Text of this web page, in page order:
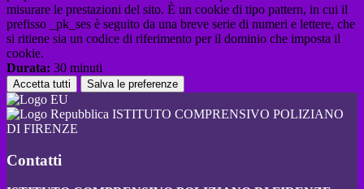
misurare le prestazioni del sito. È un cookie di tipo pattern, in cui il
prefisso _pk_ses è seguito da una breve serie di numeri e lettere, che
si ritiene sia un codice di riferimento per il dominio che imposta il
cookie.
Durata: 30 minuti
Accetta tutti Salva le preferenze
ISTITUTO COMPRENSIVO POLIZIANO
DI FIRENZE
Contatti